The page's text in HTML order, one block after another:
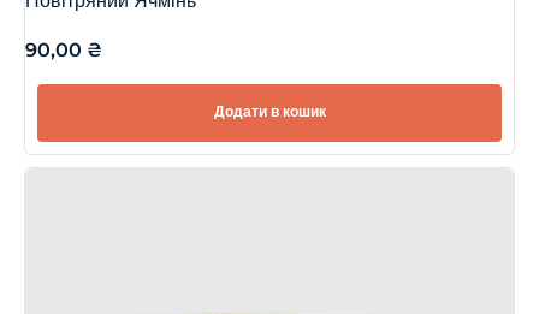
90,00 ₴
Додати в кошик